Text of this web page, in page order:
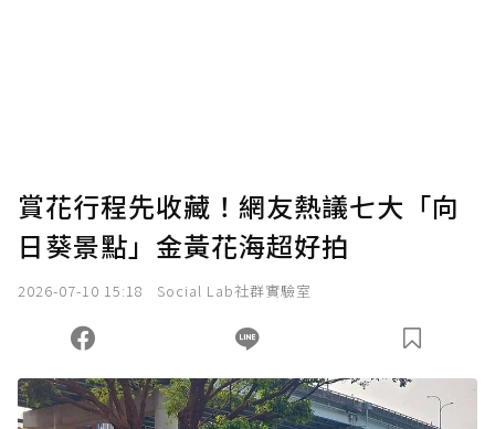
賞花行程先收藏！網友熱議七大「向
日葵景點」金黃花海超好拍
2026-07-10 15:18 Social Lab社群實驗室